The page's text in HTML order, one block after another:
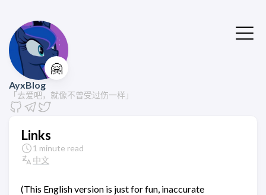
🤗
AyxBlog
「去爱吧，就像不曾受过伤一样」
Links
1 minute read
中文
(This English version is just for fun, inaccurate